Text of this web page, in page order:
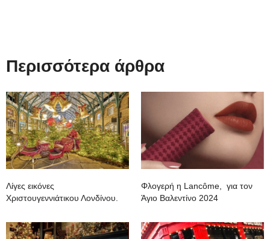
Περισσότερα άρθρα
Λίγες εικόνες
Χριστουγεννιάτικου Λονδίνου.
Φλογερή η Lancôme, για τον
Άγιο Βαλεντίνο 2024